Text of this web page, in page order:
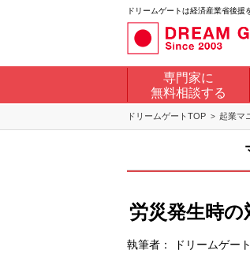
ドリームゲートは経済産業省後
専門家に
無料相談する
ドリームゲートTOP 起業マ
労災発生時の
執筆者： ドリームゲー